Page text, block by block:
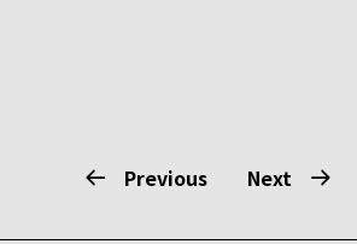
Previous Next